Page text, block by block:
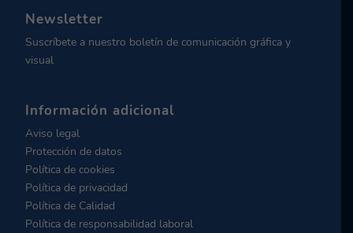
Newsletter
Suscríbete a nuestro boletín de comunicación gráfica y
visual
Información adicional
Aviso legal
Protección de datos
Política de cookies
Política de privacidad
Política de Calidad
Política de responsabilidad laboral